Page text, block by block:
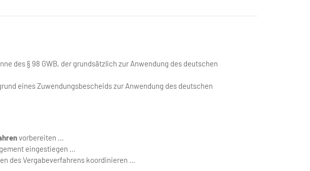
des § 98 GWB, der grundsätzlich zur Anwendung des deutschen
eines Zuwendungsbescheids zur Anwendung des deutschen
vorbereiten …
eingestiegen …
des Vergabeverfahrens koordinieren …